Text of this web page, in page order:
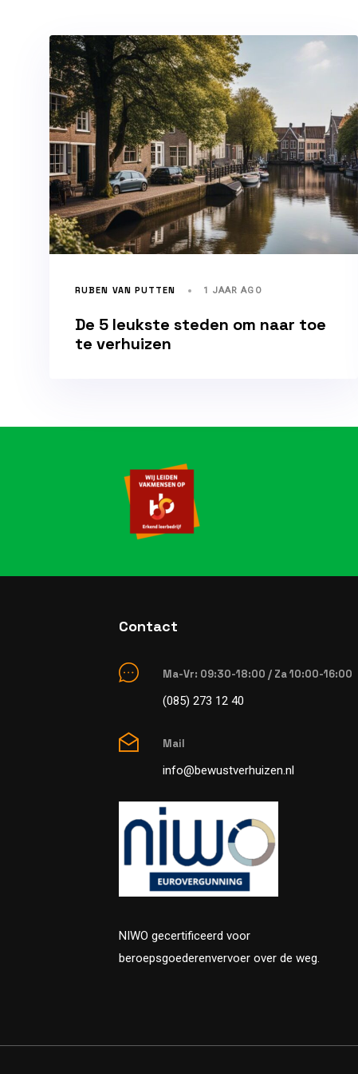
RUBEN VAN PUTTEN 1 JAAR AGO
De 5 leukste steden om naar toe
te verhuizen
Contact
Ma-Vr: 09:30-18:00 / Za 10:00-16:00
(085) 273 12 40
Mail
info@bewustverhuizen.nl
NIWO gecertificeerd voor
beroepsgoederenvervoer over de weg.